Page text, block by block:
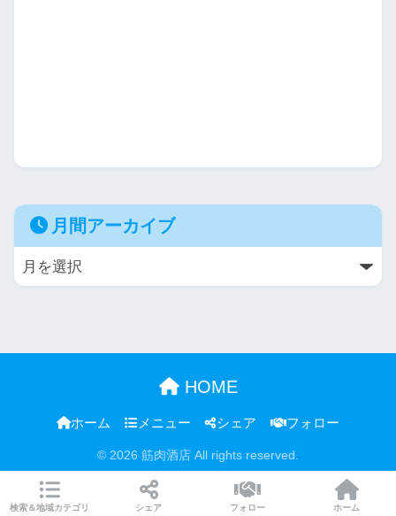
月間アーカイブ
HOME
ホーム メニュー シェア フォロー
© 2026 筋肉酒店 All rights reserved.
検索＆地域カテゴリ シェア フォロー ホーム